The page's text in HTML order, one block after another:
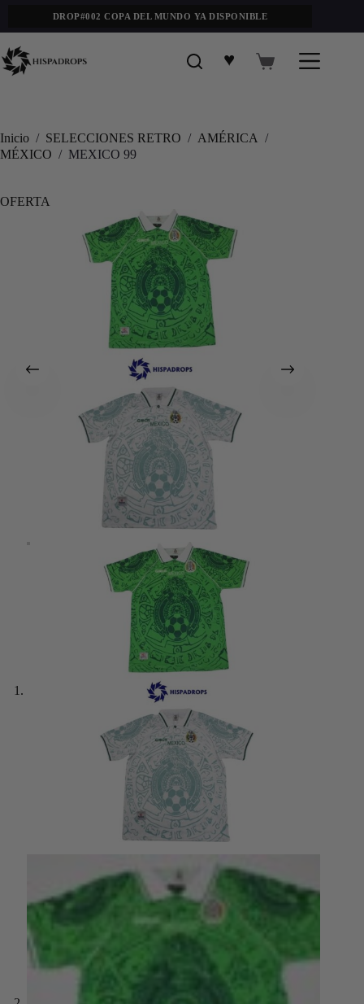
DROP#002 COPA DEL MUNDO YA DISPONIBLE
♥
Inicio / SELECCIONES RETRO / AMÉRICA /
MÉXICO / MEXICO 99
OFERTA